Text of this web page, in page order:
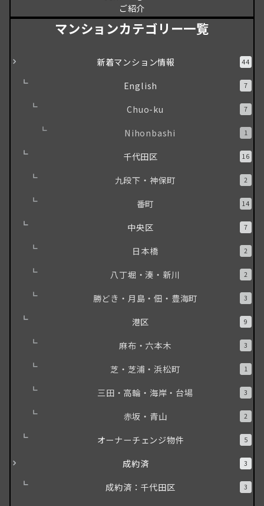
ご紹介
マンションカテゴリー一覧
新着マンション情報 44
English 7
Chuo-ku 7
Nihonbashi 1
千代田区 16
九段下・神保町 2
番町 14
中央区 7
日本橋 2
八丁堀・湊・新川 2
勝どき・月島・佃・豊海町 3
港区 9
麻布・六本木 3
芝・芝浦・浜松町 1
三田・高輪・海岸・台場 3
赤坂・青山 2
オーナーチェンジ物件 5
成約済 3
成約済：千代田区 3